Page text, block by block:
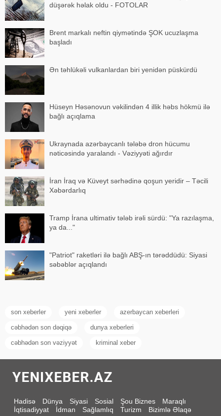
düşərək həlak oldu - FOTOLAR
Brent markalı neftin qiymətində ŞOK ucuzlaşma
başladı
Ən təhlükəli vulkanlardan biri yenidən püskürdü
Hüseyn Həsənovun vəkilindən 4 illik həbs hökmü ilə
bağlı açıqlama
Ukraynada azərbaycanlı tələbə dron hücumu
nəticəsində yaralandı - Vəziyyəti ağırdır
İran İraq və Küveyt sərhədinə qoşun yeridir – Təcili
Xəbərdarlıq
Tramp İrana ultimativ tələb irəli sürdü: "Ya razılaşma,
ya da..."
"Patriot" raketləri ilə bağlı ABŞ-ın tərəddüdü: Siyasi
səbəblər açıqlandı
son xeberler yeni xeberler azerbaycan xeberleri
cəbhədən son dəqiqə dunya xeberleri
cəbhədən son vəziyyət kriminal xeber
Hadisə Dünya Siyasi Sosial Şou Biznes
Maraqlı
İqtisadiyyat
İdman Sağlamlıq Turizm Bizimlə Əlaqə